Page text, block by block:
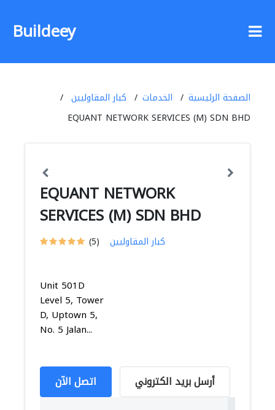
Buildeey
الصفحة الرئيسية الخدمات
كبار المقاوليين
EQUANT NETWORK SERVICES (M) SDN BHD
EQUANT NETWORK
SERVICES (M) SDN BHD
(5) كبار المقاوليين
Unit 501D
Level 5, Tower
D, Uptown 5,
No. 5 Jalan...
اتصل الآن أرسل بريد الكتروني